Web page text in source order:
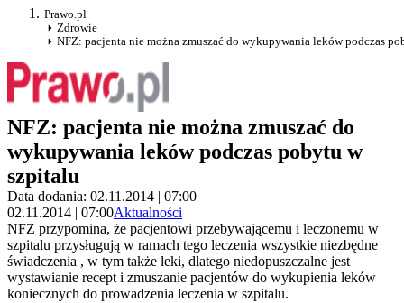
Prawo.pl
Zdrowie
NFZ: pacjenta nie można zmuszać do wykupywania leków podczas
NFZ: pacjenta nie można zmuszać do
wykupywania leków podczas pobytu w
szpitalu
Data dodania: 02.11.2014 | 07:00
02.11.2014 | 07:00Aktualności
NFZ przypomina, że pacjentowi przebywającemu i leczonemu w
szpitalu przysługują w ramach tego leczenia wszystkie niezbędne
świadczenia , w tym także leki, dlatego niedopuszczalne jest
wystawianie recept i zmuszanie pacjentów do wykupienia leków
koniecznych do prowadzenia leczenia w szpitalu.